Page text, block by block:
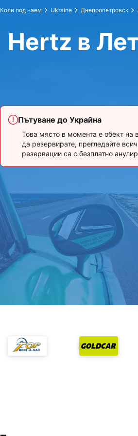
Коли под наем Ukraine Днепропетровск
Hertz в
Пътуване до Украйна
Това място в момента е обект на
да резервирате, прегледайте
резервации са с безплатно